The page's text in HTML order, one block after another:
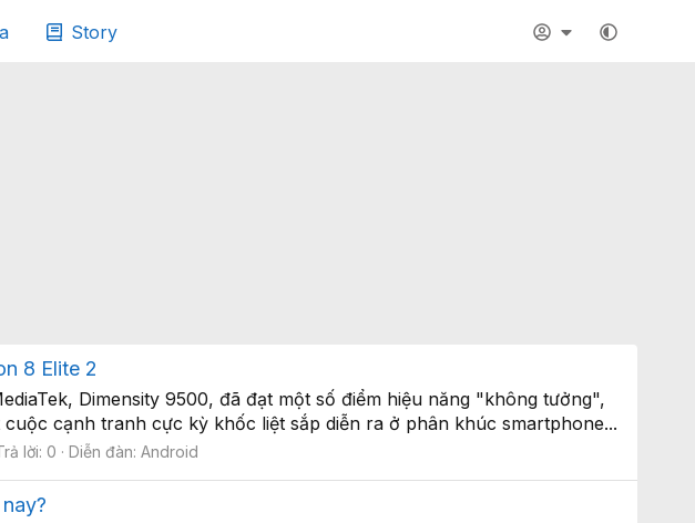
Story
8 Elite 2
Dimensity 9500, đã đạt một số điểm hiệu năng "không tưởng",
cạnh tranh cực kỳ khốc liệt sắp diễn ra ở phân khúc smartphone...
lời: 0 Diễn đàn: Android